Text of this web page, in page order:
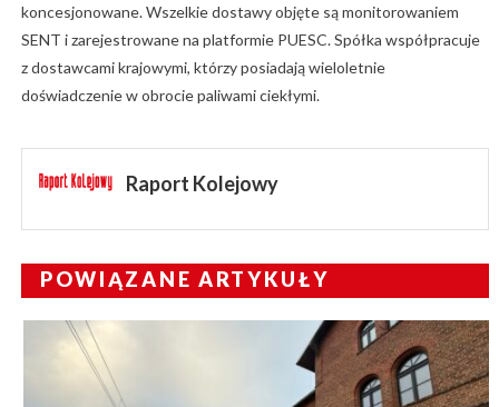
koncesjonowane. Wszelkie dostawy objęte są monitorowaniem
SENT i zarejestrowane na platformie PUESC. Spółka współpracuje
z dostawcami krajowymi, którzy posiadają wieloletnie
doświadczenie w obrocie paliwami ciekłymi.
Raport Kolejowy
POWIĄZANE ARTYKUŁY